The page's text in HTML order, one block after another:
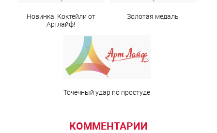
Новинка! Коктейли от
Артлайф!
Золотая медаль
Точечный удар по простуде
КОММЕНТАРИИ